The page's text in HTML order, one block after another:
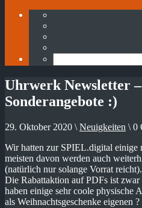
Uhrwerk Newsletter
Sonderangebote :)
29. Oktober 2020 \ Neuigkeiten \ 0
Wir hatten zur SPIEL.digital einige
meisten davon werden auch
(natürlich nur solange Vorrat reicht).
Die Rabattaktion auf PDFs ist
haben einige sehr coole physische
als Weihnachtsgeschenke eigenen ?